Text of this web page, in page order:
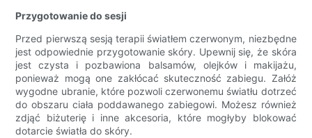
Przygotowanie do sesji
Przed pierwszą sesją terapii światłem czerwonym, niezbędne
jest odpowiednie przygotowanie skóry. Upewnij się, że skóra
jest czysta i pozbawiona balsamów, olejków i makijażu,
ponieważ mogą one zakłócać skuteczność zabiegu. Załóż
wygodne ubranie, które pozwoli czerwonemu światłu dotrzeć
do obszaru ciała poddawanego zabiegowi. Możesz również
zdjąć biżuterię i inne akcesoria, które mogłyby blokować
dotarcie światła do skóry.